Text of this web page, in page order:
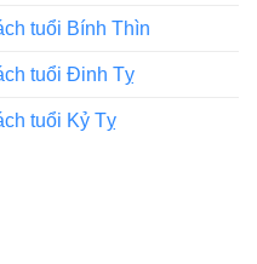
tuổi Bính Thìn
tuổi Đinh Tỵ
tuổi Kỷ Tỵ